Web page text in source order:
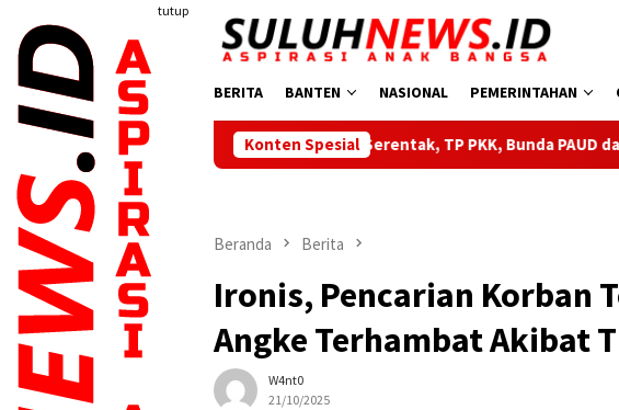
konten
tutup
BERITA BANTEN NASIONAL PEMERINTAHAN
Konten Spesial
Dilantik Serentak, TP PKK, Bunda PAUD dan Bunda Posyandu
Beranda Berita
Ironis, Pencarian Korban
Angke Terhambat Akibat
W4nt0
21/10/2025